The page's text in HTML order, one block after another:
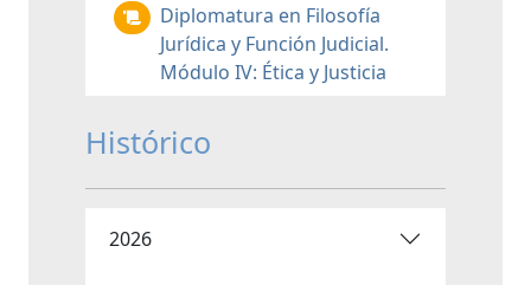
Diplomatura en Filosofía
Jurídica y Función Judicial.
Módulo IV: Ética y Justicia
Histórico
2026